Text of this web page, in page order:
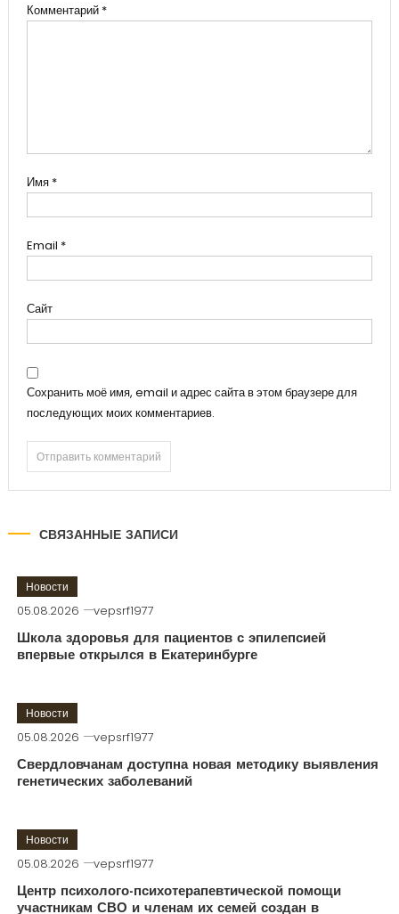
Комментарий *
Имя *
Email *
Сайт
Сохранить моё имя, email и адрес сайта в этом браузере для
последующих моих комментариев.
СВЯЗАННЫЕ ЗАПИСИ
Новости
05.08.2026 vepsrf1977
Школа здоровья для пациентов с эпилепсией
впервые открылся в Екатеринбурге
Новости
05.08.2026 vepsrf1977
Свердловчанам доступна новая методику выявления
генетических заболеваний
Новости
05.08.2026 vepsrf1977
Центр психолого-психотерапевтической помощи
участникам СВО и членам их семей создан в